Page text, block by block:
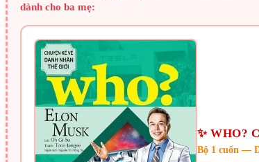
dành cho ba mẹ:
✨ WHO?
Bộ 1 cuốn —